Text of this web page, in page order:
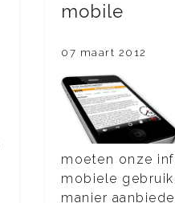
mobile
07 maart 2012
moeten onze
mobiele
manier